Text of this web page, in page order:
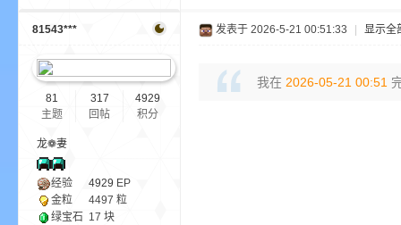
81543***
81
主题
317
回帖
4929
积分
龙❁妻
经验 4929 EP
金粒
4497 粒
绿宝石 17 块
发表于 2026-5-21 00:51:33 显示全
我在 2026-05-21 00:51